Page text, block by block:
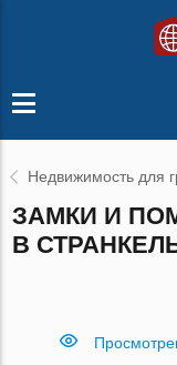
Недвижимость для
ЗАМКИ И
В